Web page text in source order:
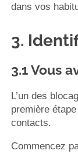
dans vos
3.
3.1 Vous
L’un des
première
contacts.
Commencez